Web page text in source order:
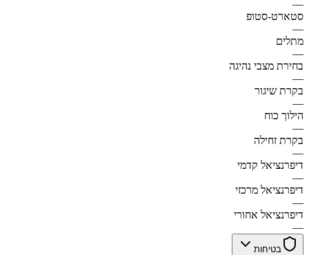
—
סטארט-סטופ
—
מתלים
—
בחירת מצבי נהיגה
—
בקרת שיגור
—
הילוך כוח
—
בקרת זחילה
—
דיפרנציאל קדמי
—
דיפרנציאל מרכזי
—
דיפרנציאל אחורי
—
בטיחות